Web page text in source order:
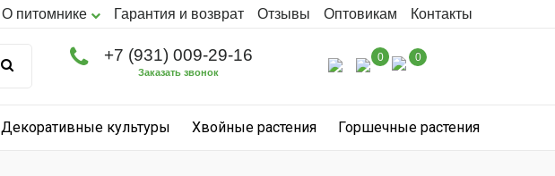
О питомнике Гарантия и возврат Отзывы Оптовикам Контакты
+7 (931) 009-29-16
Заказать звонок
0 0
Декоративные культуры Хвойные растения Горшечные растения